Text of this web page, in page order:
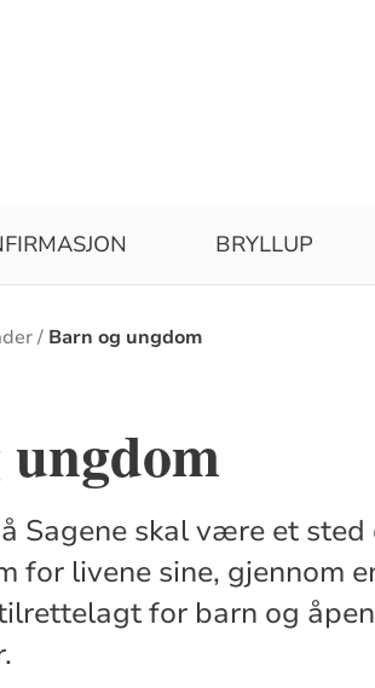
BRYLLUP
Barn og ungdom
Sagene skal være et
for livene sine, gjennom
for barn og